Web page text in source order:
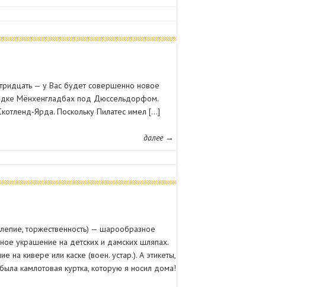
— у Вас будет совершенно новое
Мёнхенгладбах под Дюссельдорфом.
Ярда. Поскольку Пилатес имел […]
далее →
торжественность) — шарообразное
украшение на детских и дамских шляпах.
кивере или каске (воен. устар.). А этикеты,
камлотовая куртка, которую я носил дома!